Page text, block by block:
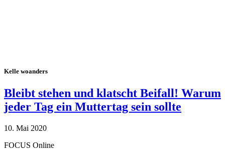
Kelle woanders
Bleibt stehen und klatscht Beifall! Warum
jeder Tag ein Muttertag sein sollte
10. Mai 2020
FOCUS Online